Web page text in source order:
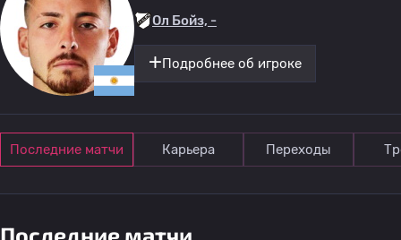
Ол Бойз, -
Подробнее об игроке
Последние матчи Карьера Переходы
Последние матчи